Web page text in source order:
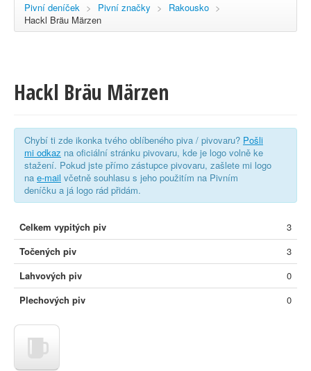
Pivní deníček > Pivní značky > Rakousko >
Hackl Bräu Märzen
Hackl Bräu Märzen
Chybí ti zde ikonka tvého oblíbeného piva / pivovaru? Pošli
mi odkaz na oficiální stránku pivovaru, kde je logo volně ke
stažení. Pokud jste přímo zástupce pivovaru, zašlete mi logo
na e-mail včetně souhlasu s jeho použitím na Pivním
deníčku a já logo rád přidám.
Celkem vypitých piv
3
Točených piv
3
Lahvových piv
0
Plechových piv
0